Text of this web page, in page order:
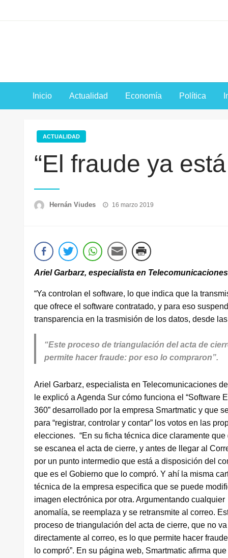
al
Inicio Actualidad Economía Política
ACTUALIDAD
“El fraude ya
Hernán Viudes
Publicado
16 marzo 2019
Ariel Garbarz, especialista en
“Ya controlan el software, lo que indica que la
que ofrece el software contratado, y para eso
transparencia en la trasmisión de los datos, desde
“Este proceso de triangulación del acta de
permite hacer fraude: por eso lo compraron”.
Ariel Garbarz, especialista en Telecomunicaciones
le explicó a Agenda Sur cómo funciona el “Software
360” desarrollado por la empresa Smartmatic y que
para “registrar, controlar y contar” los votos en las
elecciones. “En su ficha técnica dice claramente que
se escanea el acta de cierre, y antes de llegar al
por un punto intermedio que está a disposición del
que es el Gobierno que lo compró. Y ahí la misma
técnica de la empresa especifica que se puede
imagen electrónica por otra. Argumentando cualquier
anomalía, se reemplaza y se retransmite al correo.
proceso de triangulación del acta de cierre, que no va
directamente al correo, es lo que permite hacer
lo compró”. En su página web, Smartmatic afirma que